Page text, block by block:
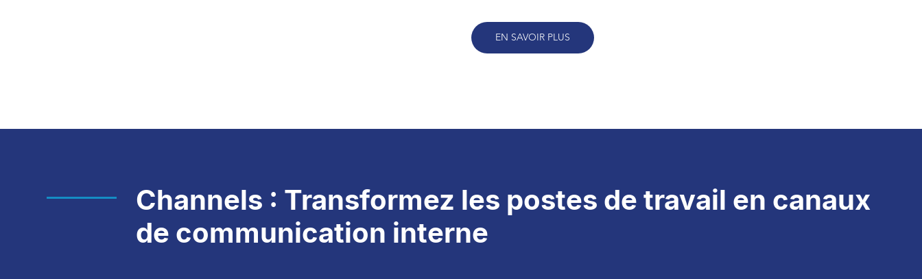
EN SAVOIR PLUS
Channels : Transformez les postes de travail en canaux
de communication interne